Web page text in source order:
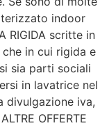
indoor
RIGIDA scritte in
in cui rigida e
sia parti sociali
in lavatrice nel
divulgazione iva,
OFFERTE